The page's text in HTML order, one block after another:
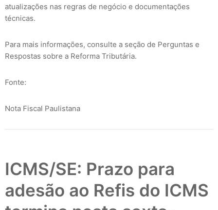
atualizações nas regras de negócio e documentações
técnicas.
Para mais informações, consulte a seção de Perguntas e
Respostas sobre a Reforma Tributária.
Fonte:
Nota Fiscal Paulistana
ICMS/SE: Prazo para
adesão ao Refis do ICMS